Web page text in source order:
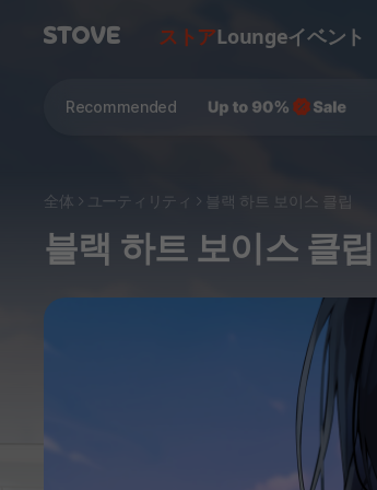
ストアLoungeイベント
Recommended
全体 ユーティリティ 블랙 하트 보이스 클립
블랙 하트 보이스 클립